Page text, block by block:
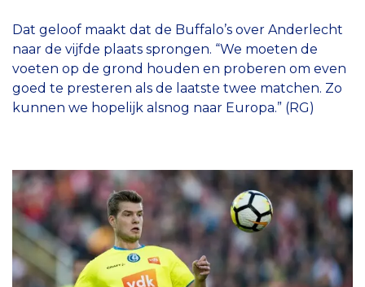
Dat geloof maakt dat de Buffalo’s over Anderlecht
naar de vijfde plaats sprongen. “We moeten de
voeten op de grond houden en proberen om even
goed te presteren als de laatste twee matchen. Zo
kunnen we hopelijk alsnog naar Europa.” (RG)